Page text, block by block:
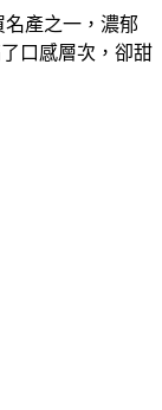
產之一，濃郁
口感層次，卻甜